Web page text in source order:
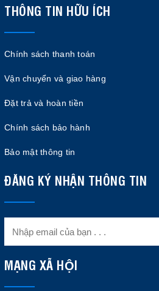
THÔNG TIN HỮU ÍCH
Chính sách thanh toán
Vận chuyển và giao hàng
Đặt trả và hoàn tiền
Chính sách bảo hành
Bảo mật thông tin
ĐĂNG KÝ NHẬN THÔNG TIN
MẠNG XÃ HỘI